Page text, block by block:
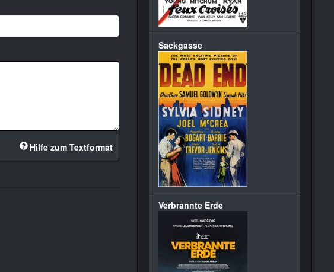
Hilfe zum Textformat
Sackgasse
Verbrannte Erde